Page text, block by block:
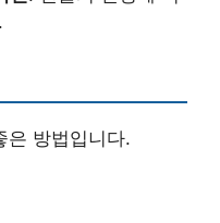
은 방법입니다.